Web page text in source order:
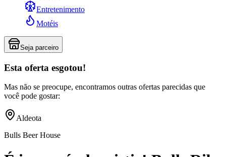
Entretenimento
Motéis
Seja parceiro
Esta oferta esgotou!
Mas não se preocupe, encontramos outras ofertas parecidas que
você pode gostar:
Aldeota
Bulls Beer House